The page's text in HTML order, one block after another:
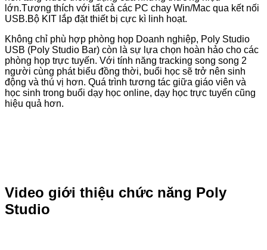
lớn.Tương thích với tất cả các PC chay Win/Mac qua kết nối
USB.Bộ KIT lắp đặt thiết bị cực kì linh hoạt.
Không chỉ phù hợp phòng họp Doanh nghiệp, Poly Studio
USB (Poly Studio Bar) còn là sự lựa chọn hoàn hảo cho các
phòng họp trực tuyến. Với tính năng tracking song song 2
người cùng phát biểu đồng thời, buổi học sẽ trở nên sinh
động và thú vị hơn. Quá trình tương tác giữa giáo viên và
học sinh trong buổi dạy học online, dạy học trực tuyến cũng
hiệu quả hơn.
Video giới thiệu chức năng Poly
Studio